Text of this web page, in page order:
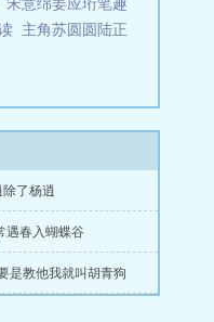
宋意绵姜应珩笔趣
主角苏圆圆陆正
除了杨逍
遇春入蝴蝶谷
是教他我就叫胡青狗